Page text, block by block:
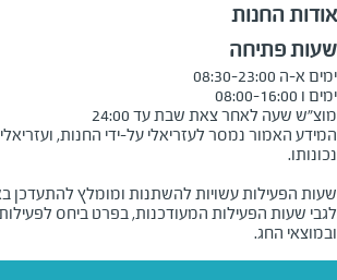
אודות החנות
שעות פתיחה
מוצ"ש שעה לאחר צאת שבת עד 24:00
המידע האמור נמסר לעזריאלי על-ידי החנות,
שעות הפעילות עשויות להשתנות ומומלץ להתעדכן
לגבי שעות הפעילות המעודכנות, בפרט ביחס
ובמוצאי החג.